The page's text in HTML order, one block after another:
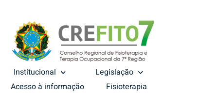
Institucional
Legislação
Acesso à informação
Fisioterapia